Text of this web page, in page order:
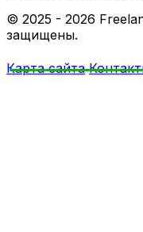
© 2025 - 2026
защищены.
Карта сайта